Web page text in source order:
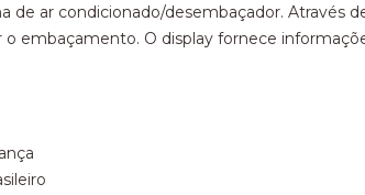
ar condicionado/desembaçador. Através
embaçamento. O display fornece